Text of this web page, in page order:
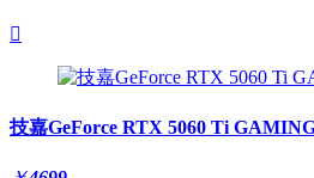

技嘉GeForce RTX 5060 Ti